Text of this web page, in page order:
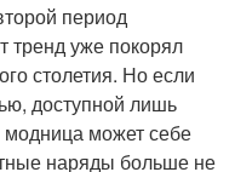
период
тренд уже покорял
столетия. Но если
доступной лишь
может себе
наряды больше не